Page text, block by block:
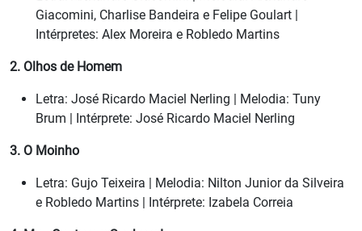
Giacomini, Charlise Bandeira e Felipe Goulart |
Intérpretes: Alex Moreira e Robledo Martins
2. Olhos de Homem
Letra: José Ricardo Maciel Nerling | Melodia: Tuny
Brum | Intérprete: José Ricardo Maciel Nerling
3. O Moinho
Letra: Gujo Teixeira | Melodia: Nilton Junior da Silveira
e Robledo Martins | Intérprete: Izabela Correia